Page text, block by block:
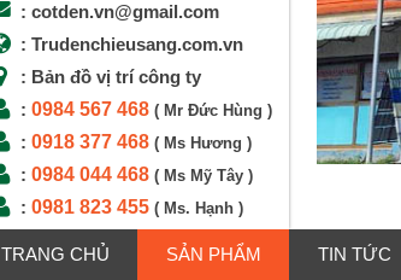
: cotden.vn@gmail.com
: Trudenchieusang.com.vn
: Bản đồ vị trí công ty
: 0984 567 468 ( Mr Đức Hùng )
: 0918 377 468 ( Ms Hương )
: 0984 044 468 ( Ms Mỹ Tây )
: 0981 823 455 ( Ms. Hạnh )
TRANG CHỦ SẢN PHẨM TIN TỨC